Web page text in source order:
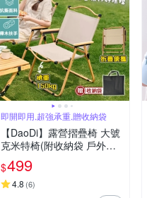
即開即用,超強承重,贈收納袋
【DaoDi】露營摺疊椅 大號
克米特椅(附收納袋 戶外哲
疊椅 露營椅 導演椅 釣魚椅)
$499
4.8 (6)